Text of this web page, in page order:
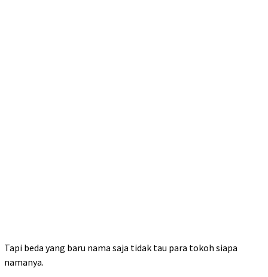
Tapi beda yang baru nama saja tidak tau para tokoh siapa
namanya.